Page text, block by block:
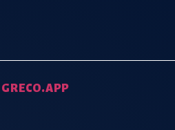
GRECO.APP